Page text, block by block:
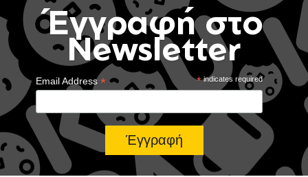
Έγγραφή στο
Newsletter
*indicates required
Email Address*